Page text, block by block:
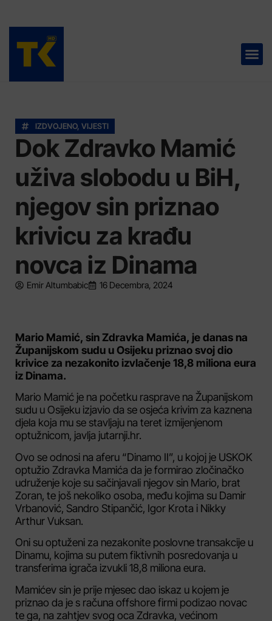
IZDVOJENO, VIJESTI
Dok Zdravko Mamić
uživa slobodu u BiH,
njegov sin priznao
krivicu za krađu
novca iz Dinama
Emir Altumbabic 16 Decembra, 2024
Mario Mamić, sin Zdravka Mamića, je danas na
Županijskom sudu u Osijeku priznao svoj dio
krivice za nezakonito izvlačenje 18,8 miliona eura
iz Dinama.
Mario Mamić je na početku rasprave na Županijskom
sudu u Osijeku izjavio da se osjeća krivim za kaznena
djela koja mu se stavljaju na teret izmijenjenom
optužnicom, javlja jutarnji.hr.
Ovo se odnosi na aferu “Dinamo II”, u kojoj je USKOK
optužio Zdravka Mamića da je formirao zločinačko
udruženje koje su sačinjavali njegov sin Mario, brat
Zoran, te još nekoliko osoba, među kojima su Damir
Vrbanović, Sandro Stipančić, Igor Krota i Nikky
Arthur Vuksan.
Oni su optuženi za nezakonite poslovne transakcije u
Dinamu, kojima su putem fiktivnih posredovanja u
transferima igrača izvukli 18,8 miliona eura.
Mamićev sin je prije mjesec dao iskaz u kojem je
priznao da je s računa offshore firmi podizao novac
te ga, na zahtjev svog oca Zdravka, većinom